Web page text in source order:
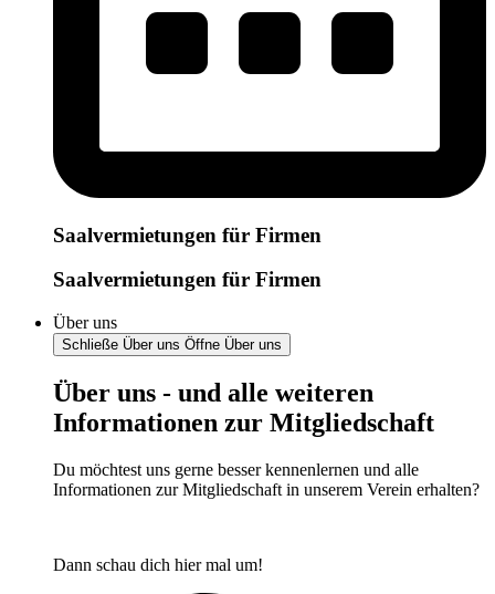
Saalvermietungen für Firmen
Saalvermietungen für Firmen
Über uns
Schließe Über uns Öffne Über uns
Über uns - und alle weiteren
Informationen zur Mitgliedschaft
Du möchtest uns gerne besser kennenlernen und alle
Informationen zur Mitgliedschaft in unserem Verein erhalten?
Dann schau dich hier mal um!